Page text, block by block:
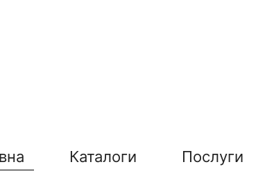
Каталоги Послуги